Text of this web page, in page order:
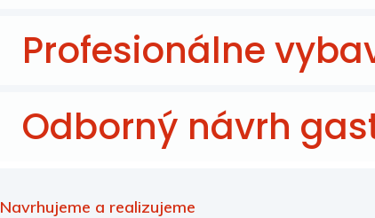
Profesionálne
Odborný návrh
Navrhujeme a realizujeme